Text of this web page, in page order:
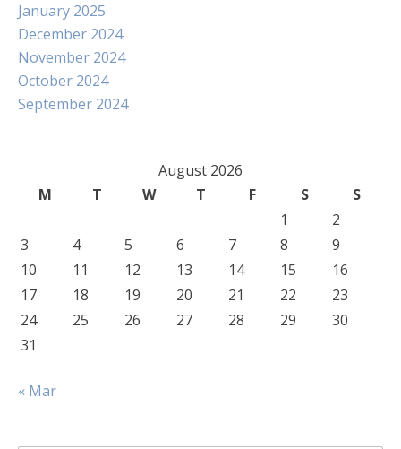
January 2025
December 2024
November 2024
October 2024
September 2024
August 2026
M
T W T F S
S
1
2
3
4 5 6 7 8
9
10
11 12 13 14 15
16
17
18 19 20 21 22
23
24
25 26 27 28 29
30
31
« Mar